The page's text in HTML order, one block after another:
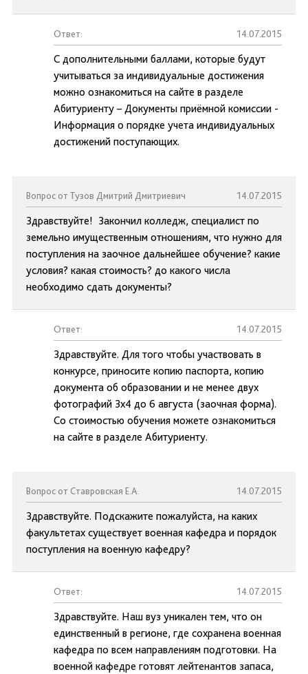
Ответ: 14.07.2015
С дополнительными баллами, которые будут
учитываться за индивидуальные достижения
можно ознакомиться на сайте в разделе
Абитуриенту – Документы приёмной комиссии -
Информация о порядке учета индивидуальных
достижений поступающих.
Вопрос от Тузов Дмитрий Дмитриевич 14.07.2015
Здравствуйте! Закончил колледж, специалист по
земельно имущественным отношениям, что нужно для
поступления на заочное дальнейшее обучение? какие
условия? какая стоимость? до какого числа
необходимо сдать документы?
Ответ: 14.07.2015
Здравствуйте. Для того чтобы участвовать в
конкурсе, приносите копию паспорта, копию
документа об образовании и не менее двух
фотографий 3х4 до 6 августа (заочная форма).
Со стоимостью обучения можете ознакомиться
на сайте в разделе Абитуриенту.
Вопрос от Ставровская Е.А. 14.07.2015
Здравствуйте. Подскажите пожалуйста, на каких
факультетах существует военная кафедра и порядок
поступления на военную кафедру?
Ответ: 14.07.2015
Здравствуйте. Наш вуз уникален тем, что он
единственный в регионе, где сохранена военная
кафедра по всем направлениям подготовки. На
военной кафедре готовят лейтенантов запаса,